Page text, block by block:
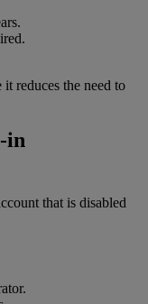
reduces the need to
in
that is disabled